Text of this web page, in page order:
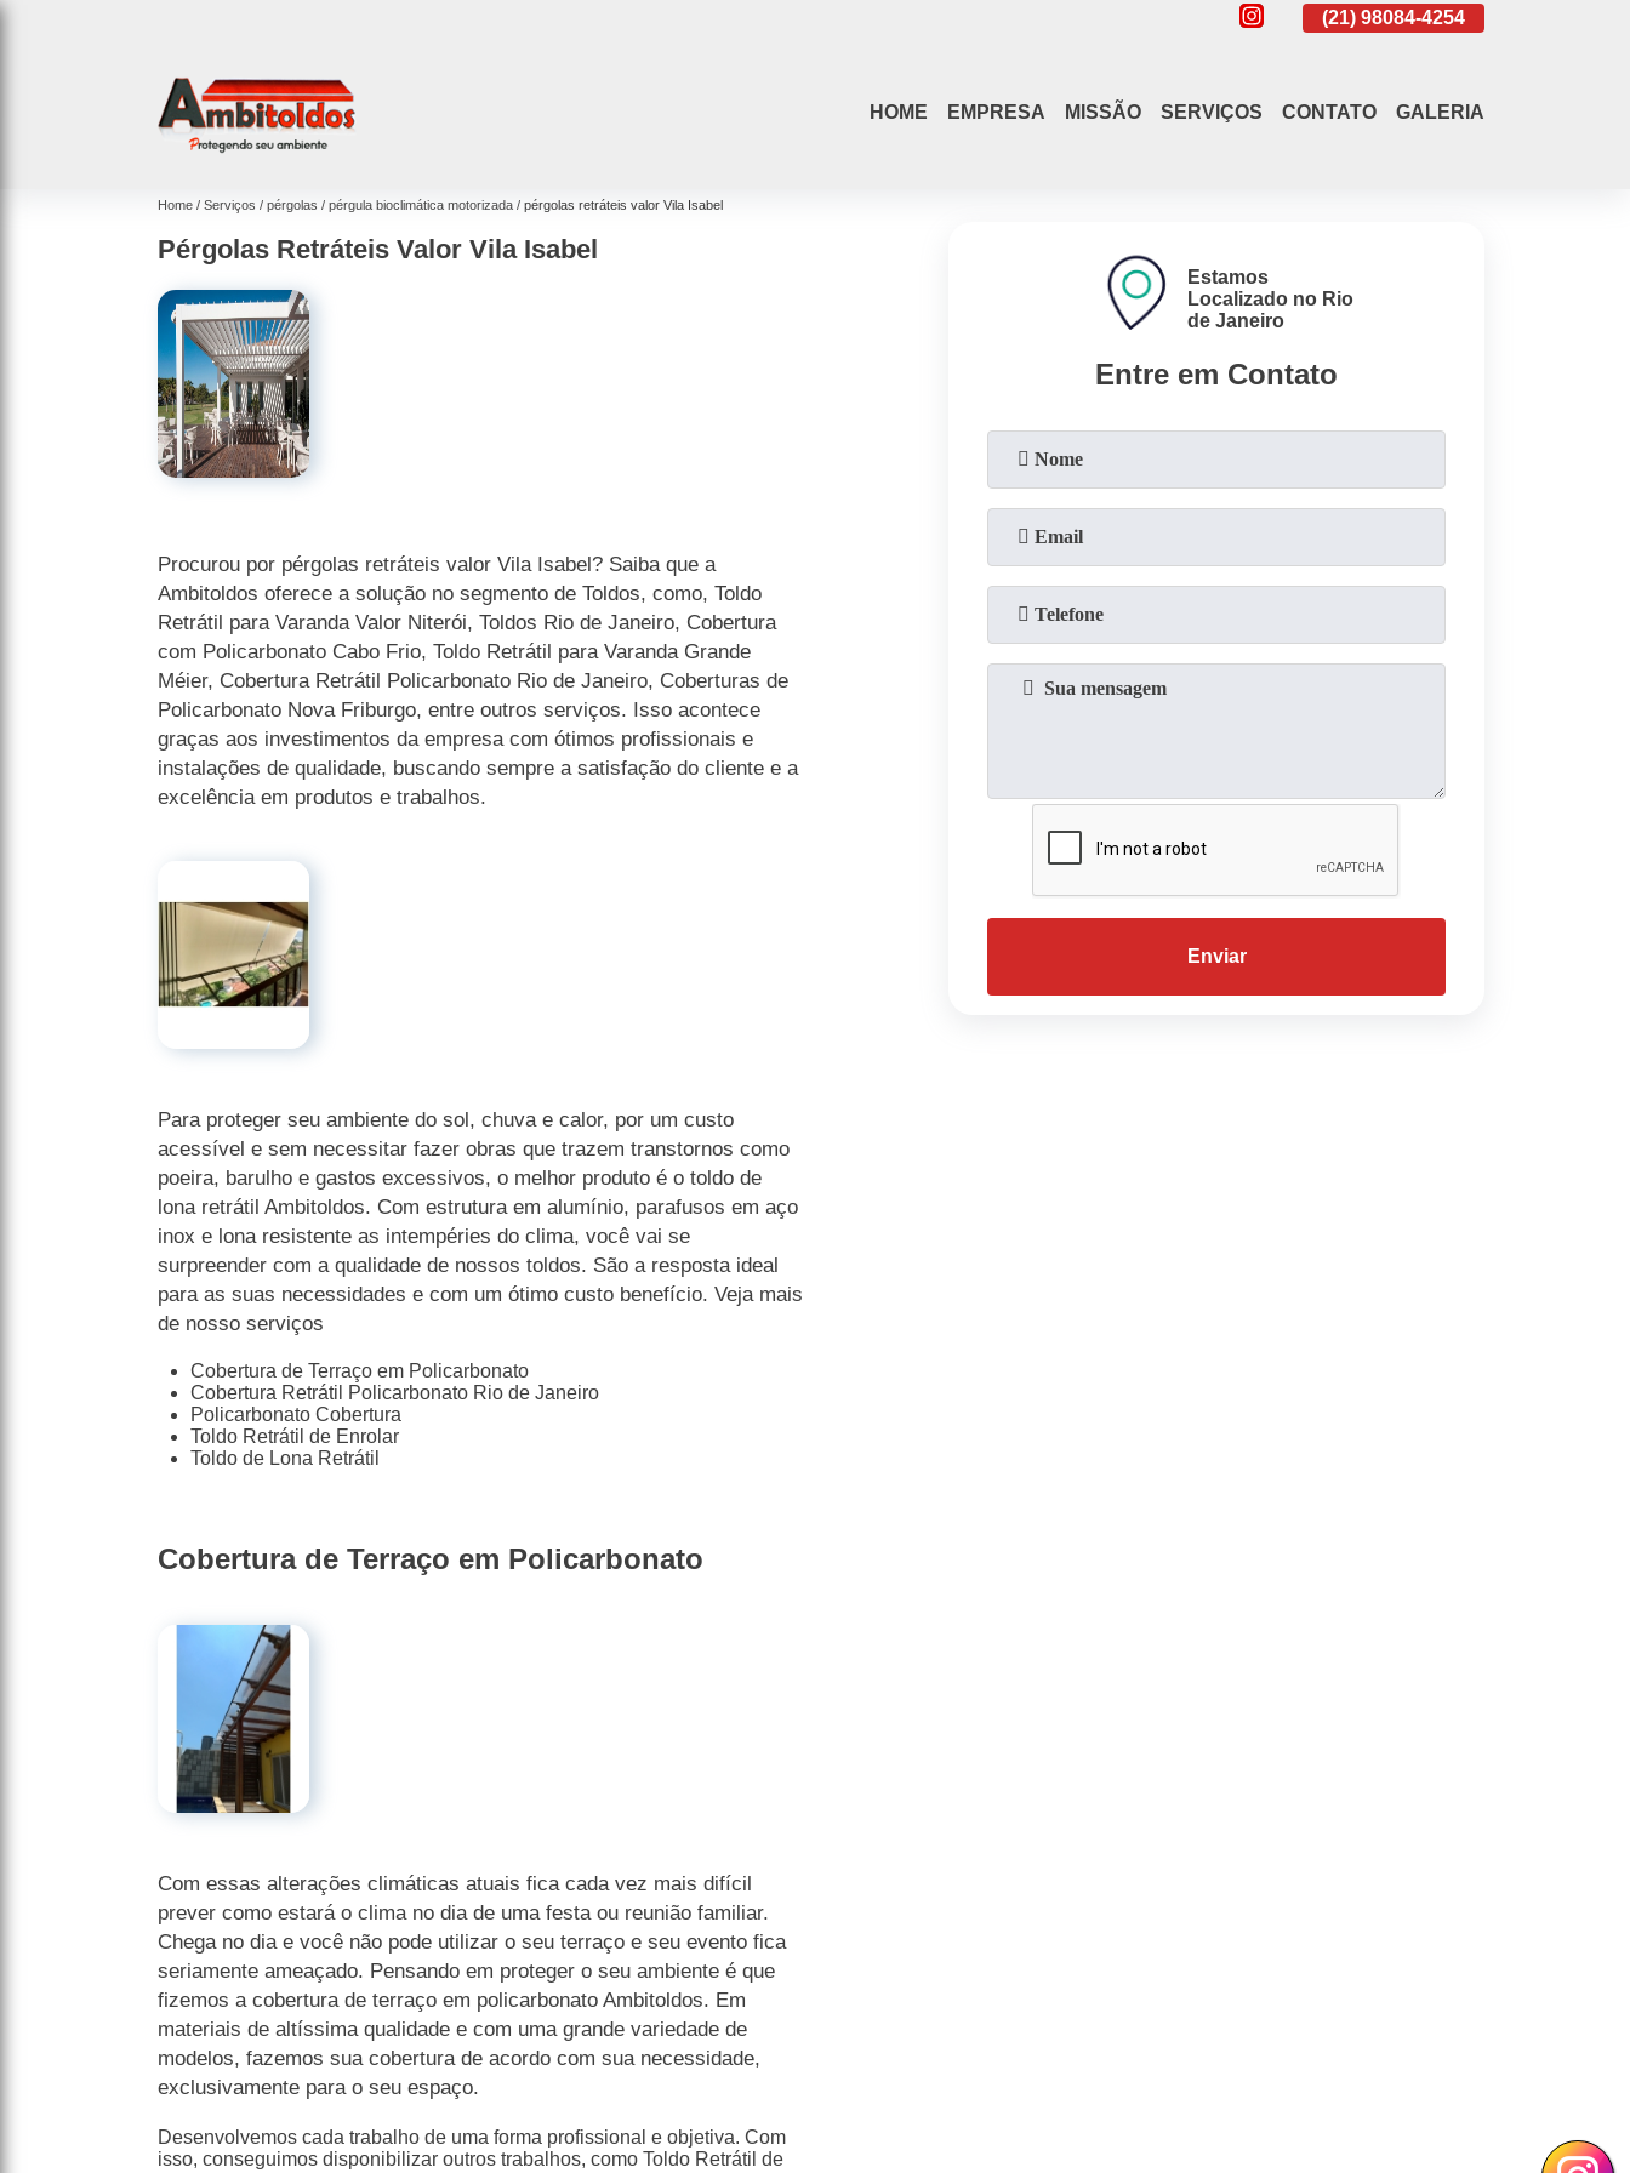
(21)98084-4254
HOME EMPRESA MISSÃO SERVIÇOS CONTATO GALERIA
Home Serviços pérgolas pérgula bioclimática motorizada pérgolas retráteis valor Vila Isabel
Pérgolas Retráteis Valor Vila Isabel
Procurou por pérgolas retráteis valor Vila Isabel? Saiba que a
Ambitoldos oferece a solução no segmento de Toldos, como, Toldo
Retrátil para Varanda Valor Niterói, Toldos Rio de Janeiro, Cobertura
com Policarbonato Cabo Frio, Toldo Retrátil para Varanda Grande
Méier, Cobertura Retrátil Policarbonato Rio de Janeiro, Coberturas de
Policarbonato Nova Friburgo, entre outros serviços. Isso acontece
graças aos investimentos da empresa com ótimos profissionais e
instalações de qualidade, buscando sempre a satisfação do cliente e a
excelência em produtos e trabalhos.
Para proteger seu ambiente do sol, chuva e calor, por um custo
acessível e sem necessitar fazer obras que trazem transtornos como
poeira, barulho e gastos excessivos, o melhor produto é o toldo de
lona retrátil Ambitoldos. Com estrutura em alumínio, parafusos em aço
inox e lona resistente as intempéries do clima, você vai se
surpreender com a qualidade de nossos toldos. São a resposta ideal
para as suas necessidades e com um ótimo custo benefício. Veja mais
de nosso serviços
Cobertura de Terraço em Policarbonato
Cobertura Retrátil Policarbonato Rio de Janeiro
Policarbonato Cobertura
Toldo Retrátil de Enrolar
Toldo de Lona Retrátil
Cobertura de Terraço em Policarbonato
Com essas alterações climáticas atuais fica cada vez mais difícil
prever como estará o clima no dia de uma festa ou reunião familiar.
Chega no dia e você não pode utilizar o seu terraço e seu evento fica
seriamente ameaçado. Pensando em proteger o seu ambiente é que
fizemos a cobertura de terraço em policarbonato Ambitoldos. Em
materiais de altíssima qualidade e com uma grande variedade de
modelos, fazemos sua cobertura de acordo com sua necessidade,
exclusivamente para o seu espaço.
Desenvolvemos cada trabalho de uma forma profissional e objetiva. Com
isso, conseguimos disponibilizar outros trabalhos, como Toldo Retrátil de
Entre em Contato
Estamos
Localizado no Rio
de Janeiro
Enviar